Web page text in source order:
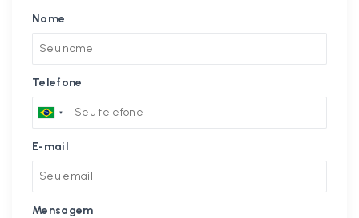
Nome
Telefone
E-mail
Mensagem